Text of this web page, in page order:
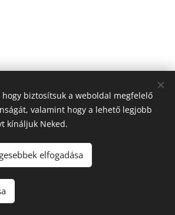
Minden jog fenntartva
Webnode
biztosítsuk a weboldal megfelelő
valamint hogy a lehető legjobb
kínáljuk Neked.
elfogadása